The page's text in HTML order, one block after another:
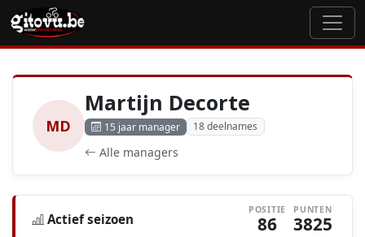
MD
Martijn Decorte
15 jaar manager 18 deelnames
Alle managers
Actief seizoen
POSITIE
86
PUNTEN
3825